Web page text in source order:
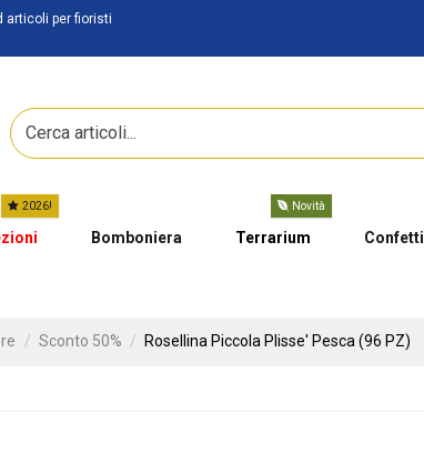
articoli per fioristi
2026!
Bomboniera Terrarium
Novità
Confetti
Sconto 50% Rosellina Piccola Plisse' Pesca (96 PZ)